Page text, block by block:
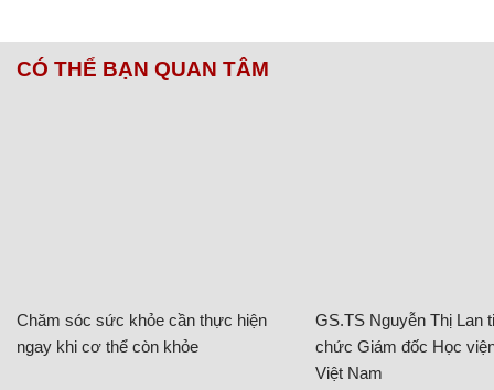
CÓ THỂ BẠN QUAN TÂM
Chăm sóc sức khỏe cần thực hiện
ngay khi cơ thể còn khỏe
GS.TS Nguyễn Thị Lan
chức Giám đốc Học
Việt Nam